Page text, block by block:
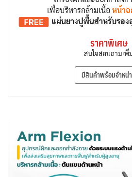
เพื่อบริหารกล้ามเนื้อหน้า
แผ่นยางปูพื้นสำหรับรอ
ราคาพิเศษ
สนใจสอบถามเพิ่
มีสินค้าพร้อมจำหน่